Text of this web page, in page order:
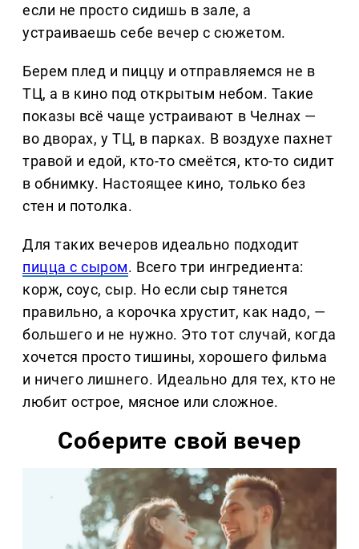
если не просто сидишь в зале, а
устраиваешь себе вечер с сюжетом.
Берем плед и пиццу и отправляемся не в
ТЦ, а в кино под открытым небом. Такие
показы всё чаще устраивают в Челнах —
во дворах, у ТЦ, в парках. В воздухе пахнет
травой и едой, кто-то смеётся, кто-то сидит
в обнимку. Настоящее кино, только без
стен и потолка.
Для таких вечеров идеально подходит
пицца с сыром. Всего три ингредиента:
корж, соус, сыр. Но если сыр тянется
правильно, а корочка хрустит, как надо, —
большего и не нужно. Это тот случай, когда
хочется просто тишины, хорошего фильма
и ничего лишнего. Идеально для тех, кто не
любит острое, мясное или сложное.
Соберите свой вечер